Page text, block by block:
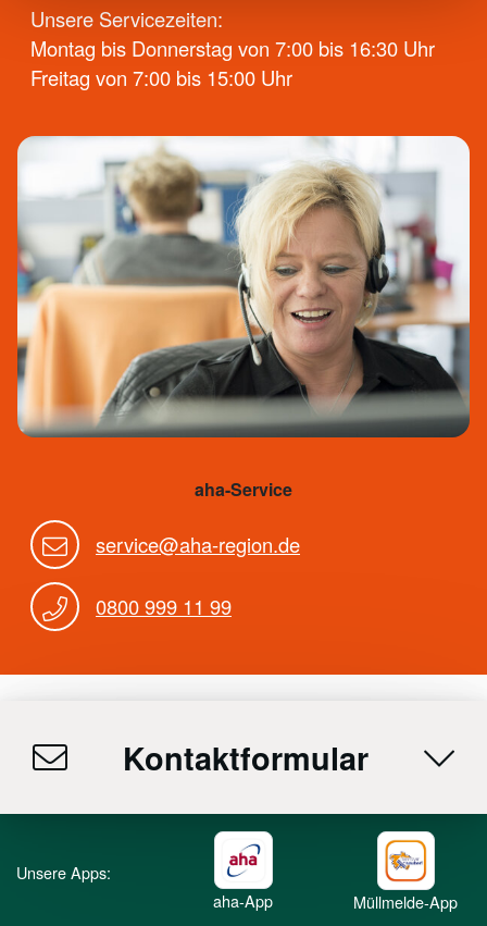
Unsere Servicezeiten:
Montag bis Donnerstag von 7:00 bis 16:30 Uhr
Freitag von 7:00 bis 15:00 Uhr
aha-Service
service@aha-region.de
0800 999 11 99
Kontaktformular
Unsere Apps:
aha-App
Müllmelde-App